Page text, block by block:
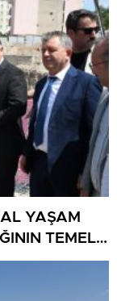
YAŞAM
TEMELİ